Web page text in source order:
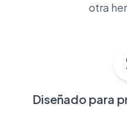
otra
Diseñado para